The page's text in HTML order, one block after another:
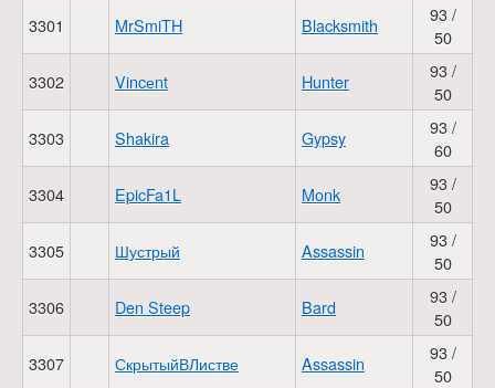
3301 MrSmiTH Blacksmith
93 /
50
3302
Vincеnt Hunter
93 /
50
3303
Shakira Gypsy
93 /
60
3304
EpicFa1L Monk
93 /
50
3305
Шустрый Assassin
93 /
50
3306
Den Steep Bard
93 /
50
3307
СкрытыйВЛистве Assassin
93 /
50